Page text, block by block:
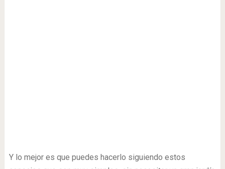
Y lo mejor es que puedes hacerlo siguiendo estos